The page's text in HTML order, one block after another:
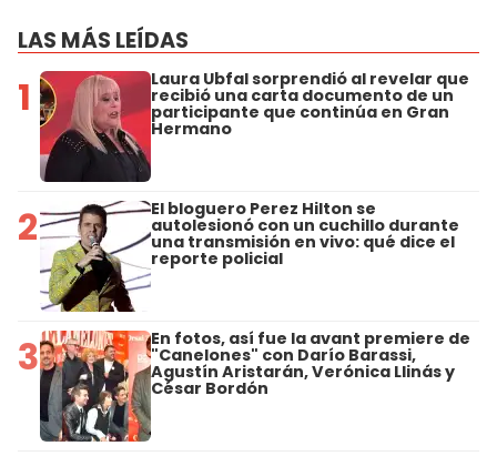
LAS MÁS LEÍDAS
1 Laura Ubfal sorprendió al revelar que
recibió una carta documento de un
participante que continúa en Gran
Hermano
2 El bloguero Perez Hilton se
autolesionó con un cuchillo durante
una transmisión en vivo: qué dice el
reporte policial
3 En fotos, así fue la avant premiere de
"Canelones" con Darío Barassi,
Agustín Aristarán, Verónica Llinás y
César Bordón